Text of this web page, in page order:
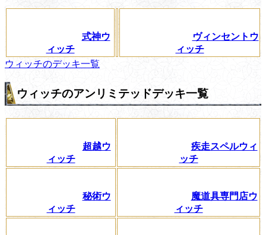
式神ウ
ィッチ
ヴィンセントウ
ィッチ
ウィッチのデッキ一覧
ウィッチのアンリミテッドデッキ一覧
超越ウ
ィッチ
疾走スペルウィ
ッチ
秘術ウ
ィッチ
魔道具専門店ウ
ィッチ